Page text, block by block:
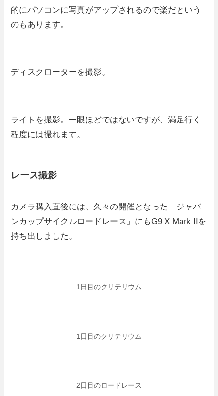
的にパソコンに写真がアップされるので楽だという
のもあります。
ディスクローターを撮影。
ライトを撮影。一眼ほどではないですが、満足行く
程度には撮れます。
レース撮影
カメラ購入直後には、久々の開催となった「ジャパ
ンカップサイクルロードレース」にもG9 X Mark IIを
持ち出しました。
1日目のクリテリウム
1日目のクリテリウム
2日目のロードレース